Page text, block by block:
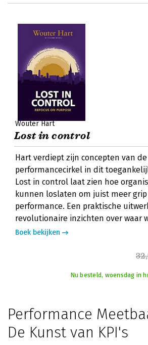
Wouter Hart
Lost in control
Hart verdiept zijn concepten van de
performancecirkel in dit
Lost in control laat zien hoe
kunnen loslaten om juist meer
performance. Een praktische
revolutionaire inzichten over waar
Boek bekijken
Nu besteld, woensdag in
Performance
De Kunst van KPI's